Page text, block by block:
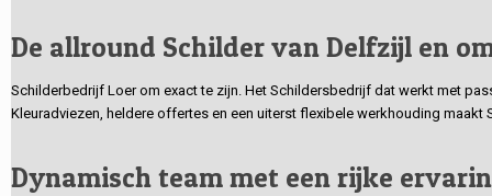
De allround Schilder van Delfzijl en
Schilderbedrijf Loer om exact te zijn. Het Schildersbedrijf dat werkt met
Kleuradviezen, heldere offertes en een uiterst flexibele werkhouding
Dynamisch team met een rijke